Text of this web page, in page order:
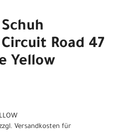
Road 47
Yellow
Versandkosten für